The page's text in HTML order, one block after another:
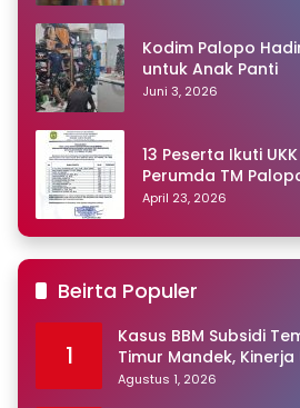
Kodim Palopo
untuk Anak Panti
Juni 3, 2026
13 Peserta Ikuti
Perumda TM
Peringkat Pertama
April 23, 2026
Beirta Populer
1
Kasus BBM Subsidi
Timur Mandek,
Disorot, Paminal
Agustus 1, 2026